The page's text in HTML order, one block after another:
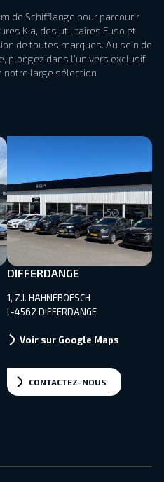
DIFFERDANGE
1, Z.I. HAHNEBOESCH
L-4562 DIFFERDANGE
Voir sur Google Maps
CONTACTEZ-NOUS
de Schifflange pour parcourir
Kia, des utilitaires Fuso et
de toutes marques. Au sein de
plongez dans l’univers exclusif
notre large sélection